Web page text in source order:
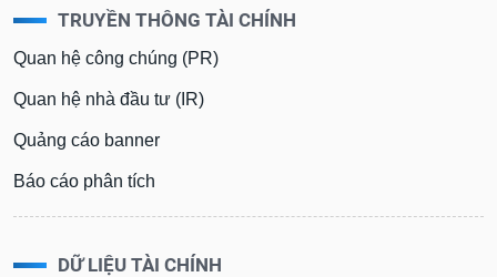
TRUYỀN THÔNG TÀI CHÍNH
Quan hệ công chúng (PR)
Quan hệ nhà đầu tư (IR)
Quảng cáo banner
Báo cáo phân tích
DỮ LIỆU TÀI CHÍNH